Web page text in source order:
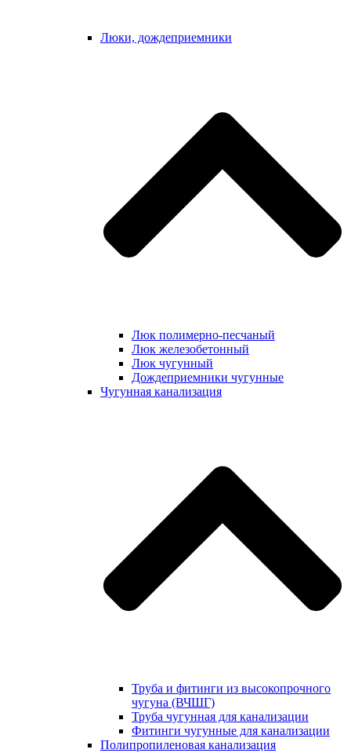
Люки, дождеприемники
Люк полимерно-песчаный
Люк железобетонный
Люк чугунный
Дождеприемники чугунные
Чугунная канализация
Труба и фитинги из высокопрочного
чугуна (ВЧШГ)
Труба чугунная для канализации
Фитинги чугунные для канализации
Полипропиленовая канализация